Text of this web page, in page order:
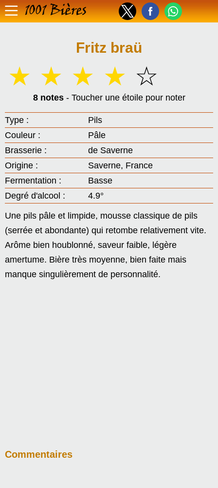
1001 Bières
Fritz braü
☆
☆
☆
☆
☆
8 notes- Toucher une étoile pour noter
Type :
Pils
Couleur :
Pâle
Brasserie :
de Saverne
Origine :
Saverne, France
Fermentation :
Basse
Degré d'alcool :
4.9°
Une pils pâle et limpide, mousse classique de pils
(serrée et abondante) qui retombe relativement vite.
Arôme bien houblonné, saveur faible, légère
amertume. Bière très moyenne, bien faite mais
manque singulièrement de personnalité.
Commentaires